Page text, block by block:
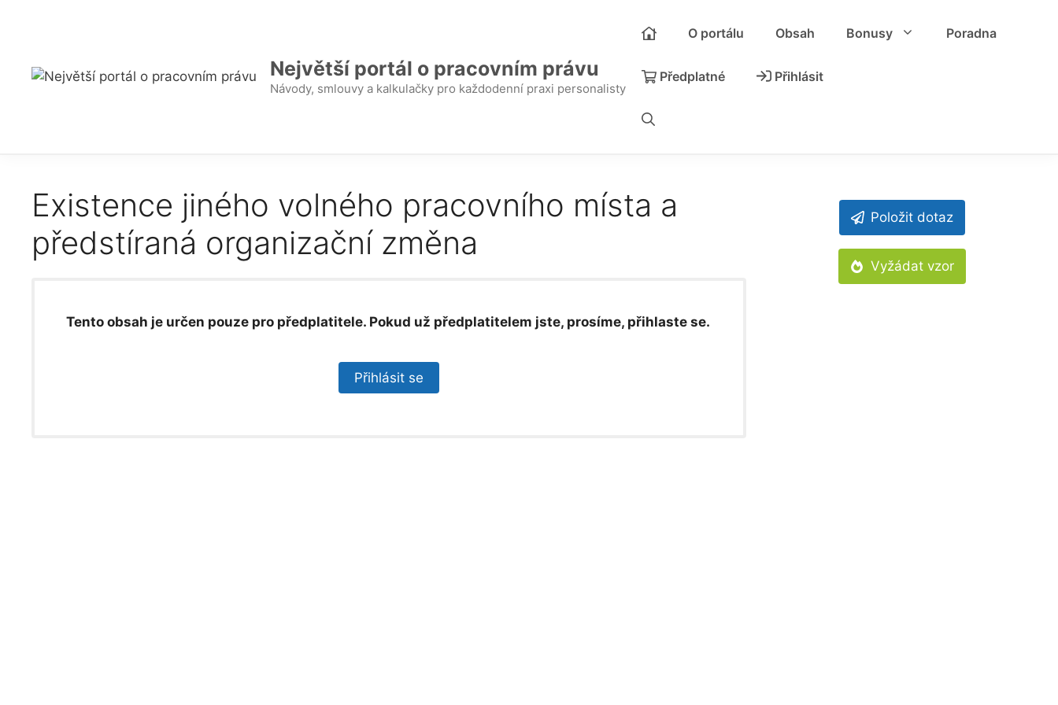
Největší portál o pracovním právu
Návody, smlouvy a kalkulačky pro každodenní praxi personalisty
O portálu Obsah Bonusy Poradna
Předplatné Přihlásit
Existence jiného volného pracovního místa a
předstíraná organizační změna
Tento obsah je určen pouze pro předplatitele. Pokud už předplatitelem jste, prosíme, přihlaste se.
Přihlásit se
Položit dotaz
Vyžádat vzor